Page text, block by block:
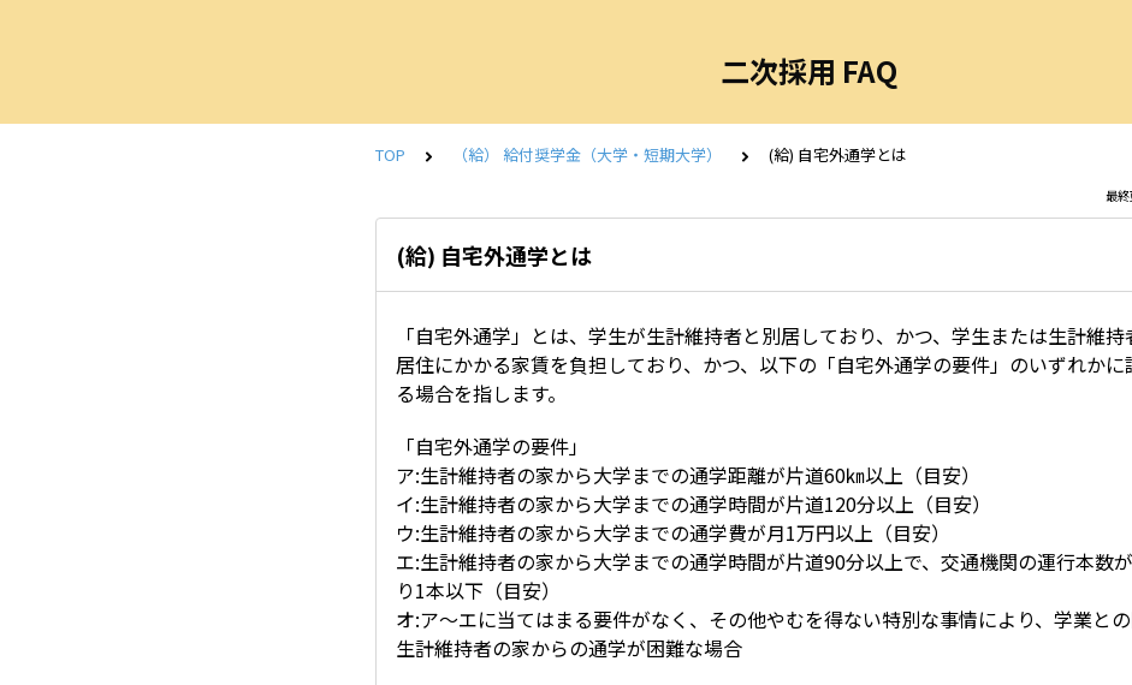
二次採用 FAQ
TOP （給） 給付奨学金（大学・短期大学） (給) 自宅外通学とは
最
(給) 自宅外通学とは
「自宅外通学」とは、学生が生計維持者と別居しており、かつ、学生または生計維
居住にかかる家賃を負担しており、かつ、以下の「自宅外通学の要件」のいずれかに
る場合を指します。
「自宅外通学の要件」
ア:生計維持者の家から大学までの通学距離が片道60㎞以上（目安）
イ:生計維持者の家から大学までの通学時間が片道120分以上（目安）
ウ:生計維持者の家から大学までの通学費が月1万円以上（目安）
エ:生計維持者の家から大学までの通学時間が片道90分以上で、交通機関の運行本数
り1本以下（目安）
オ:ア～エに当てはまる要件がなく、その他やむを得ない特別な事情により、学業との
生計維持者の家からの通学が困難な場合